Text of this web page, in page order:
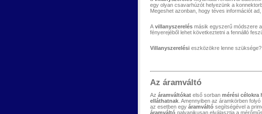
egy olyan csavarhúzót helyezünk a
Megeshet azonban, hogy téves információt
A villanyszerelés másik egyszerű módszere a
fényerejéből lehet következtetni a fennálló
Villanyszerelési eszközökre lenne
Az áramváltó
Az áramváltókat első sorban mérési célokra
elláthatnak . Amennyiben az áramkörben
az esetben egy áramváltó segítségével a
áramváltó galvanikusan elválasztja a